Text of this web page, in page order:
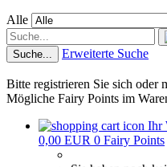
Alle
Suche... Erweiterte Suche
Bitte registrieren Sie sich oder
Mögliche Fairy Points im
Ihr
0,00 EUR 0 Fairy Points